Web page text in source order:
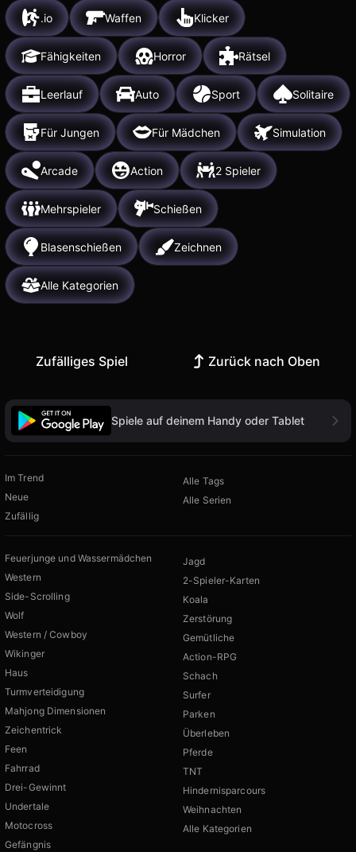
.io Waffen Klicker
Fähigkeiten Horror Rätsel
Leerlauf Auto Sport Solitaire
Für Jungen Für Mädchen Simulation
Arcade Action 2 Spieler
Mehrspieler Schießen
Blasenschießen Zeichnen
Alle Kategorien
Zufälliges Spiel Zurück nach Oben
Spiele auf deinem Handy oder Tablet
Im Trend
Neue
Zufällig
Alle Tags
Alle Serien
Feuerjunge und Wassermädchen
Western
Side-Scrolling
Wolf
Western / Cowboy
Wikinger
Haus
Turmverteidigung
Mahjong Dimensionen
Zeichentrick
Feen
Fahrrad
Drei-Gewinnt
Undertale
Motocross
Gefängnis
Jagd
2-Spieler-Karten
Koala
Zerstörung
Gemütliche
Action-RPG
Schach
Surfer
Parken
Überleben
Pferde
TNT
Hindernisparcours
Weihnachten
Alle Kategorien